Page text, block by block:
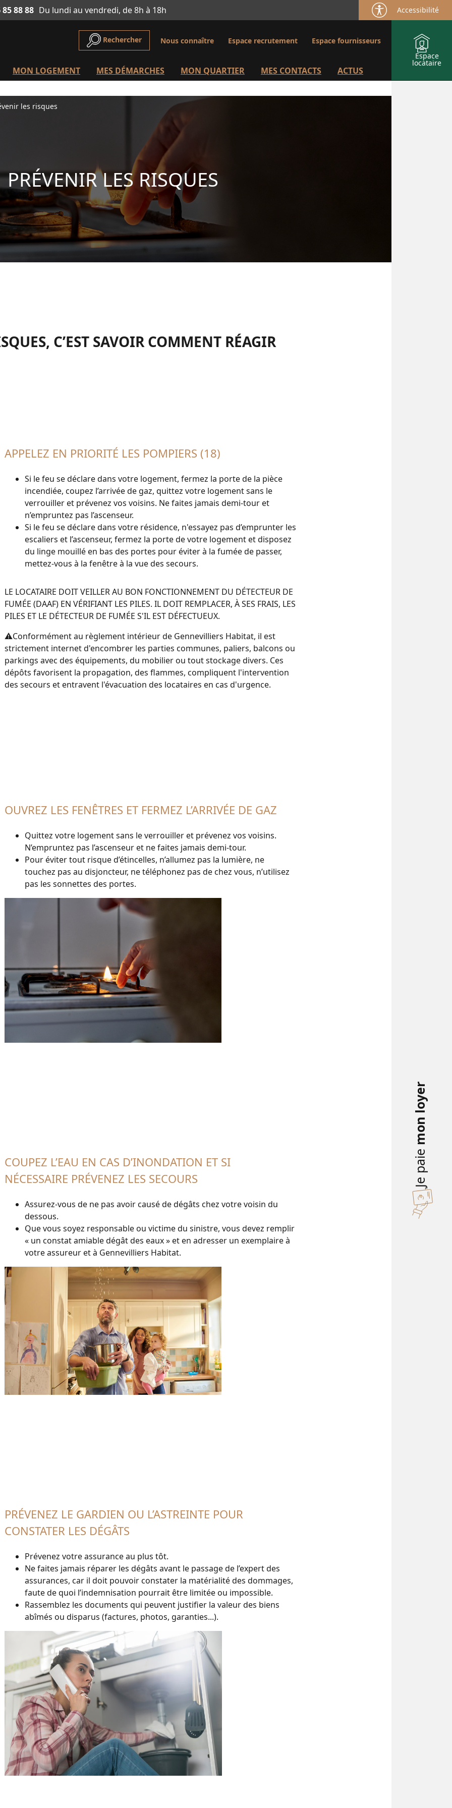
85 88 88 Du lundi au vendredi, de 8h à 18h Accessibilité
MON LOGEMENT MES DÉMARCHES MON QUARTIER MES CONTACTS ACTUS
Rechercher Nous connaître Espace recrutement
Espace fournisseurs
Espace
locataire
Je paie
mon loyer
PRÉVENIR LES RISQUES
les risques
C’EST SAVOIR COMMENT RÉAGIR
APPELEZ EN PRIORITÉ LES POMPIERS (18)
Si le feu se déclare dans votre logement, fermez la porte de la pièce
incendiée, coupez l’arrivée de gaz, quittez votre logement sans le
verrouiller et prévenez vos voisins. Ne faites jamais demi-tour et
n’empruntez pas l’ascenseur.
Si le feu se déclare dans votre résidence, n'essayez pas d’emprunter les
escaliers et l’ascenseur, fermez la porte de votre logement et disposez
du linge mouillé en bas des portes pour éviter à la fumée de passer,
mettez-vous à la fenêtre à la vue des secours.
LE LOCATAIRE DOIT VEILLER AU BON FONCTIONNEMENT DU DÉTECTEUR DE
FUMÉE (DAAF) EN VÉRIFIANT LES PILES. IL DOIT REMPLACER, À SES FRAIS, LES
PILES ET LE DÉTECTEUR DE FUMÉE S'IL EST DÉFECTUEUX.
⚠️Conformément au règlement intérieur de Gennevilliers Habitat, il est
strictement internet d'encombrer les parties communes, paliers, balcons ou
parkings avec des équipements, du mobilier ou tout stockage divers. Ces
dépôts favorisent la propagation, des flammes, compliquent l'intervention
des secours et entravent l'évacuation des locataires en cas d'urgence.
OUVREZ LES FENÊTRES ET FERMEZ L’ARRIVÉE DE GAZ
Quittez votre logement sans le verrouiller et prévenez vos voisins.
N’empruntez pas l’ascenseur et ne faites jamais demi-tour.
Pour éviter tout risque d’étincelles, n’allumez pas la lumière, ne
touchez pas au disjoncteur, ne téléphonez pas de chez vous, n’utilisez
pas les sonnettes des portes.
COUPEZ L’EAU EN CAS D’INONDATION ET SI
NÉCESSAIRE PRÉVENEZ LES SECOURS
Assurez-vous de ne pas avoir causé de dégâts chez votre voisin du
dessous.
Que vous soyez responsable ou victime du sinistre, vous devez remplir
« un constat amiable dégât des eaux » et en adresser un exemplaire à
votre assureur et à Gennevilliers Habitat.
PRÉVENEZ LE GARDIEN OU L’ASTREINTE POUR
CONSTATER LES DÉGÂTS
Prévenez votre assurance au plus tôt.
Ne faites jamais réparer les dégâts avant le passage de l’expert des
assurances, car il doit pouvoir constater la matérialité des dommages,
faute de quoi l’indemnisation pourrait être limitée ou impossible.
Rassemblez les documents qui peuvent justifier la valeur des biens
abîmés ou disparus (factures, photos, garanties...).